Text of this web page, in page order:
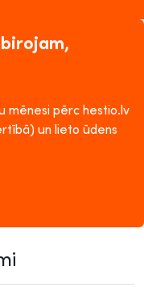
mēnesi pērc hestio.lv
un lieto ūdens